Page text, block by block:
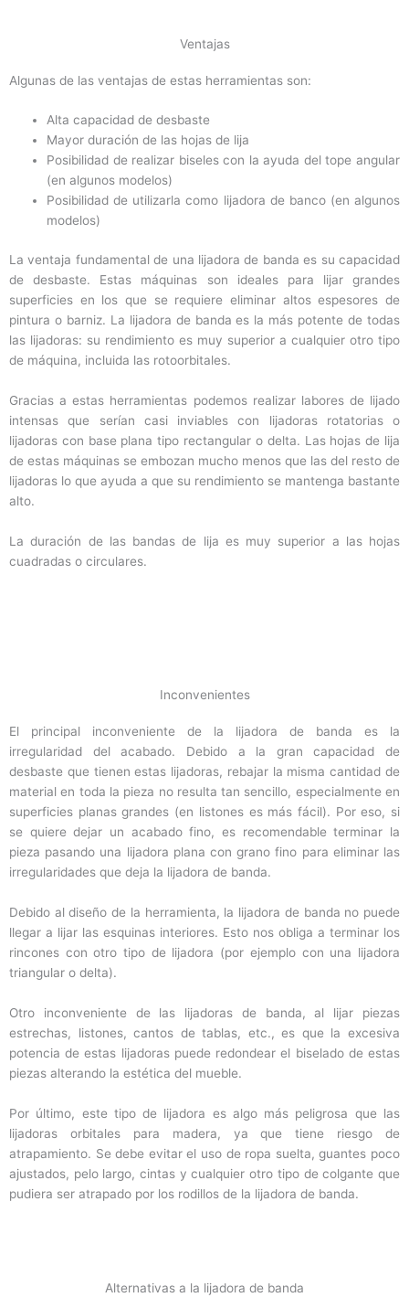
Ventajas
Algunas de las ventajas de estas herramientas son:
Alta capacidad de desbaste
Mayor duración de las hojas de lija
Posibilidad de realizar biseles con la ayuda del tope angular
(en algunos modelos)
Posibilidad de utilizarla como lijadora de banco (en algunos
modelos)
La ventaja fundamental de una lijadora de banda es su capacidad
de desbaste. Estas máquinas son ideales para lijar grandes
superficies en los que se requiere eliminar altos espesores de
pintura o barniz. La lijadora de banda es la más potente de todas
las lijadoras: su rendimiento es muy superior a cualquier otro tipo
de máquina, incluida las rotoorbitales.
Gracias a estas herramientas podemos realizar labores de lijado
intensas que serían casi inviables con lijadoras rotatorias o
lijadoras con base plana tipo rectangular o delta. Las hojas de lija
de estas máquinas se embozan mucho menos que las del resto de
lijadoras lo que ayuda a que su rendimiento se mantenga bastante
alto.
La duración de las bandas de lija es muy superior a las hojas
cuadradas o circulares.
Inconvenientes
El principal inconveniente de la lijadora de banda es la
irregularidad del acabado. Debido a la gran capacidad de
desbaste que tienen estas lijadoras, rebajar la misma cantidad de
material en toda la pieza no resulta tan sencillo, especialmente en
superficies planas grandes (en listones es más fácil). Por eso, si
se quiere dejar un acabado fino, es recomendable terminar la
pieza pasando una lijadora plana con grano fino para eliminar las
irregularidades que deja la lijadora de banda.
Debido al diseño de la herramienta, la lijadora de banda no puede
llegar a lijar las esquinas interiores. Esto nos obliga a terminar los
rincones con otro tipo de lijadora (por ejemplo con una lijadora
triangular o delta).
Otro inconveniente de las lijadoras de banda, al lijar piezas
estrechas, listones, cantos de tablas, etc., es que la excesiva
potencia de estas lijadoras puede redondear el biselado de estas
piezas alterando la estética del mueble.
Por último, este tipo de lijadora es algo más peligrosa que las
lijadoras orbitales para madera, ya que tiene riesgo de
atrapamiento. Se debe evitar el uso de ropa suelta, guantes poco
ajustados, pelo largo, cintas y cualquier otro tipo de colgante que
pudiera ser atrapado por los rodillos de la lijadora de banda.
Alternativas a la lijadora de banda